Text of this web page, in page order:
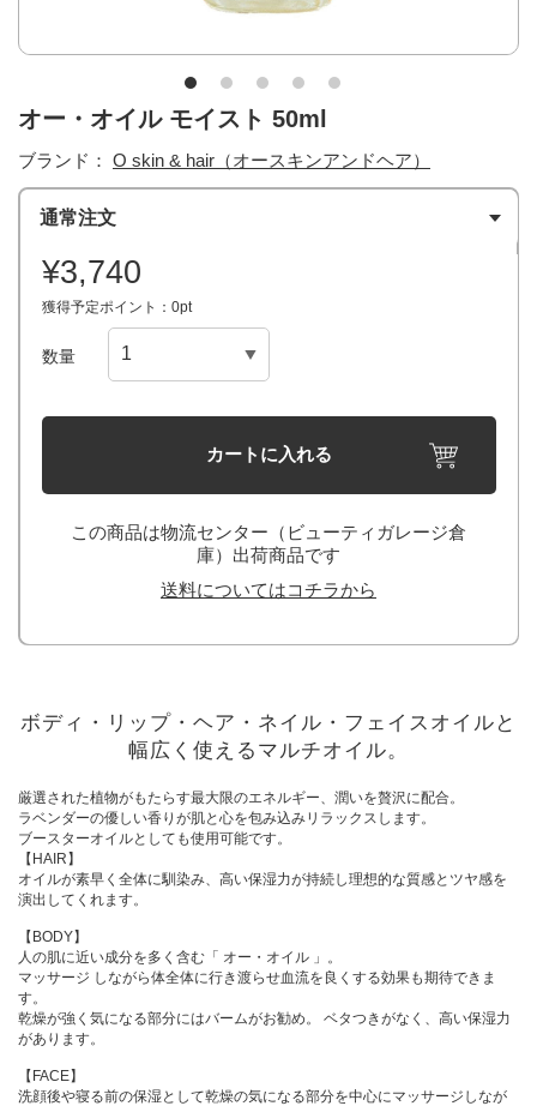
オー・オイル モイスト 50ml
ブランド： O skin & hair（オースキンアンドヘア）
通常注文
¥3,740
獲得予定ポイント：0pt
数量
カートに入れる
この商品は物流センター（ビューティガレージ倉
庫）出荷商品です
送料についてはコチラから
ボディ・リップ・ヘア・ネイル・フェイスオイルと
幅広く使えるマルチオイル。
厳選された植物がもたらす最大限のエネルギー、潤いを贅沢に配合。
ラベンダーの優しい香りが肌と心を包み込みリラックスします。
ブースターオイルとしても使用可能です。
【HAIR】
オイルが素早く全体に馴染み、高い保湿力が持続し理想的な質感とツヤ感を
演出してくれます。
【BODY】
人の肌に近い成分を多く含む「 オー・オイル 」。
マッサージ しながら体全体に行き渡らせ血流を良くする効果も期待できま
す。
乾燥が強く気になる部分にはバームがお勧め。 ベタつきがなく、高い保湿力
があります。
【FACE】
洗顔後や寝る前の保湿として乾燥の気になる部分を中心にマッサージしなが